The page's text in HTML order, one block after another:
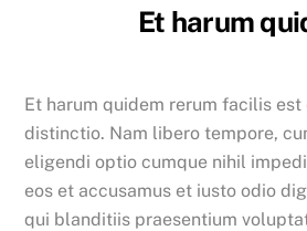
Et harum
Et harum quidem rerum facilis
distinctio. Nam libero tempore,
eligendi optio cumque nihil
eos et accusamus et iusto odio
qui blanditiis praesentium